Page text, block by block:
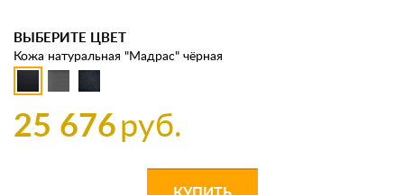
ВЫБЕРИТЕ ЦВЕТ
Кожа натуральная "Мадрас" чёрная
25 676руб.